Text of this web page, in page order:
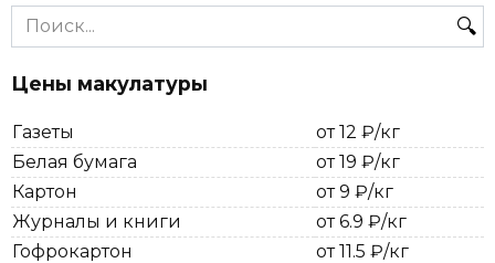
Search
for:
Цены макулатуры
Газеты
от 12 ₽/кг
Белая бумага
от 19 ₽/кг
Картон
от 9 ₽/кг
Журналы и книги
от 6.9 ₽/кг
Гофрокартон
от 11.5 ₽/кг